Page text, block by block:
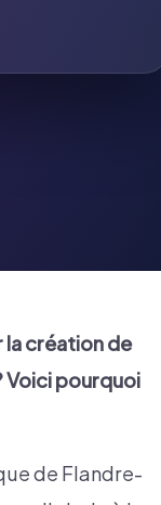
la création de
Voici pourquoi
de Flandre-